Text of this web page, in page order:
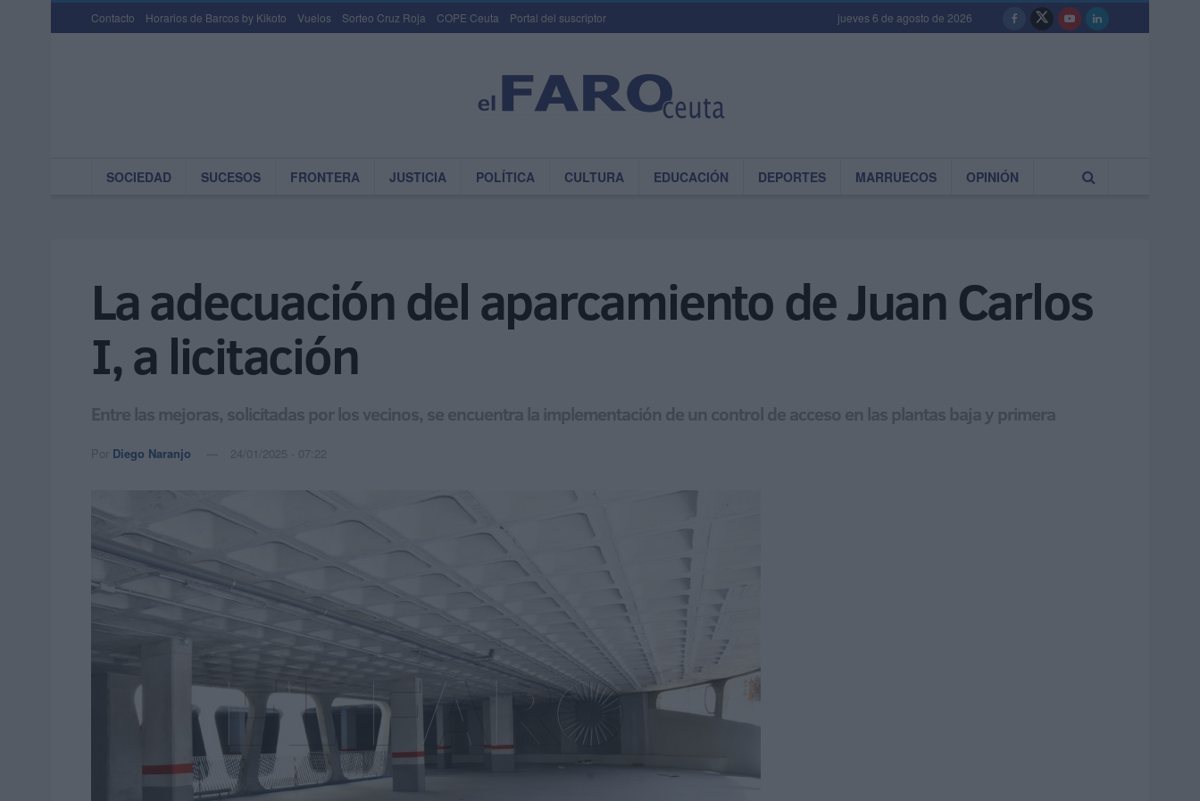
Contacto Horarios de Barcos by Kikoto Vuelos Sorteo Cruz Roja COPE Ceuta Portal del suscriptor jueves 6 de agosto de 2026
SOCIEDAD SUCESOS FRONTERA JUSTICIA POLÍTICA CULTURA EDUCACIÓN DEPORTES MARRUECOS OPINIÓN
La adecuación del aparcamiento de Juan Carlos
I, a licitación
Entre las mejoras, solicitadas por los vecinos, se encuentra la implementación de un control de acceso en las plantas baja y primera
Por Diego Naranjo 24/01/2025 - 07:22